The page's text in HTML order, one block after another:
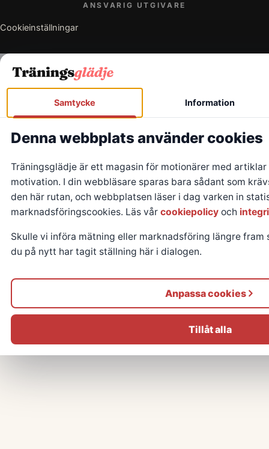
ANSVARIG UTGIVARE
Cookieinställningar
Samtycke Information
Denna webbplats använder cookies
Träningsglädje är ett magasin för motionärer med
motivation. I din webbläsare sparas bara sådant som
den här rutan, och webbplatsen läser i dag varken in
marknadsföringscookies. Läs vår cookiepolicy och
Skulle vi införa mätning eller marknadsföring längre
du på nytt har tagit ställning här i dialogen.
Anpassa cookies
Tillåt alla